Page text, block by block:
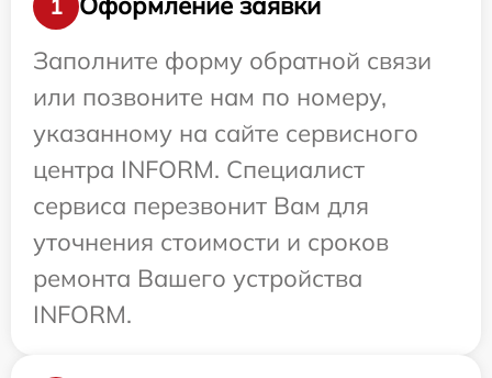
1
Заполните форму обратной связи
или позвоните нам по номеру,
указанному на сайте сервисного
центра INFORM. Специалист
сервиса перезвонит Вам для
уточнения стоимости и сроков
ремонта Вашего устройства
INFORM.